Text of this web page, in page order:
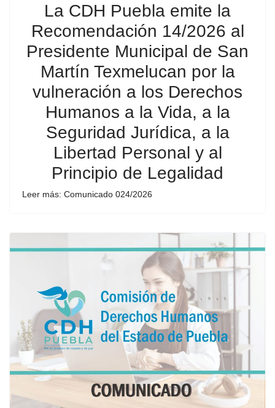
La CDH Puebla emite la
Recomendación 14/2026 al
Presidente Municipal de San
Martín Texmelucan por la
vulneración a los Derechos
Humanos a la Vida, a la
Seguridad Jurídica, a la
Libertad Personal y al
Principio de Legalidad
Leer más: Comunicado 024/2026